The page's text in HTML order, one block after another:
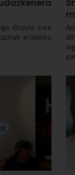
diozula zure
erabiliko